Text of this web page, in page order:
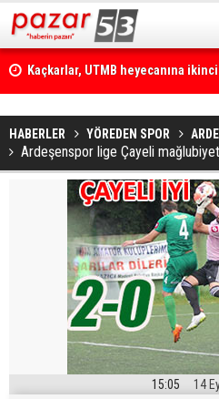
Kaçkarlar, UTMB heyecanına
HABERLER YÖREDEN SPOR
Ardeşenspor lige Çayeli
15:05 14